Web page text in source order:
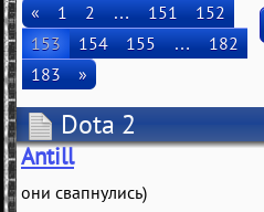
« 1 2 … 151
152
153
154 155 …
182
183
»
Dota 2
Antill
они свапнулись)